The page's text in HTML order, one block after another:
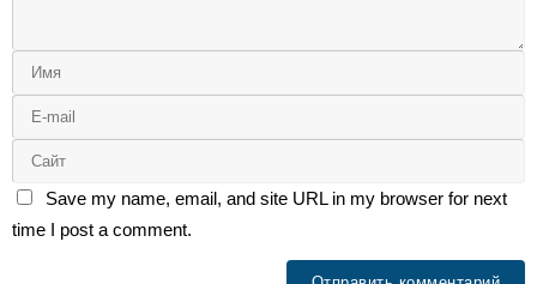
Save my name, email, and site URL in my browser for next
time I post a comment.